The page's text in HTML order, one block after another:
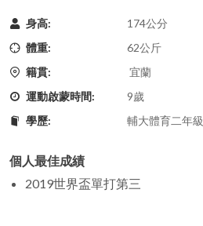
身高:
174公分
體重:
62公斤
籍貫:
宜蘭
運動啟蒙時間:
9歲
學歷:
輔大體育二年級
個人最佳成績
2019世界盃單打第三